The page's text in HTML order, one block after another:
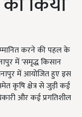
करने की पहल के
में 'समृद्ध किसान
में आयोजित हुए इस
कृषि क्षेत्र से जुड़ी कई
और कई प्रगतिशील